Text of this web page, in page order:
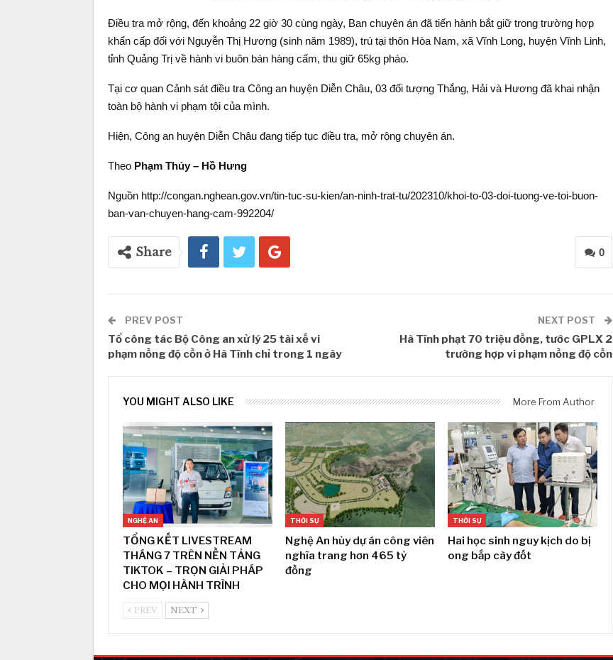
Điều tra mở rộng, đến khoảng 22 giờ 30 cùng ngày, Ban chuyên án đã tiến hành bắt giữ trong trường hợp
khẩn cấp đối với Nguyễn Thị Hương (sinh năm 1989), trú tại thôn Hòa Nam, xã Vĩnh Long, huyện Vĩnh Linh,
tỉnh Quảng Trị về hành vi buôn bán hàng cấm, thu giữ 65kg pháo.
Tại cơ quan Cảnh sát điều tra Công an huyện Diễn Châu, 03 đối tượng Thắng, Hải và Hương đã khai nhận
toàn bộ hành vi phạm tội của mình.
Hiện, Công an huyện Diễn Châu đang tiếp tục điều tra, mở rộng chuyên án.
Theo Phạm Thủy – Hồ Hưng
Nguồn http://congan.nghean.gov.vn/tin-tuc-su-kien/an-ninh-trat-tu/202310/khoi-to-03-doi-tuong-ve-toi-buon-
ban-van-chuyen-hang-cam-992204/
0
Share
PREV POST
Tổ công tác Bộ Công an xử lý 25 tài xế vi
phạm nồng độ cồn ở Hà Tĩnh chỉ trong 1 ngày
NEXT POST
Hà Tĩnh phạt 70 triệu đồng, tước GPLX 2
trường hợp vi phạm nồng độ cồn
YOU MIGHT ALSO LIKE More From Author
NGHỆ AN
TỔNG KẾT LIVESTREAM
THÁNG 7 TRÊN NỀN TẢNG
TIKTOK – TRỌN GIẢI PHÁP
CHO MỌI HÀNH TRÌNH
THỜI SỰ
Nghệ An hủy dự án công viên
nghĩa trang hơn 465 tỷ
đồng
THỜI SỰ
Hai học sinh nguy kịch do bị
ong bắp cày đốt
PREV NEXT